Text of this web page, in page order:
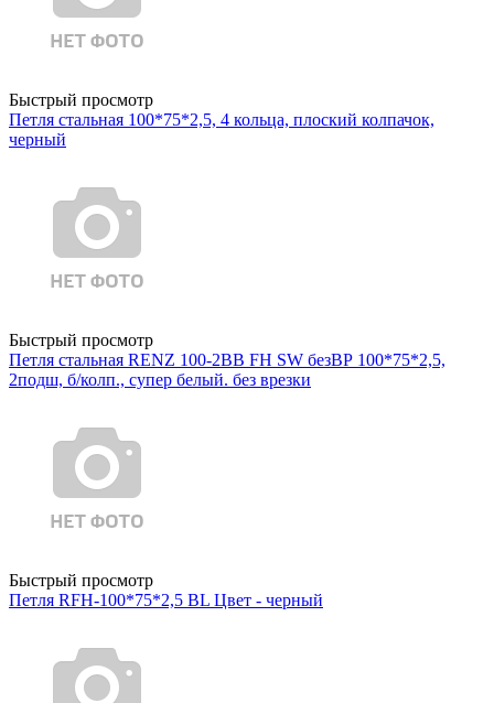
Быстрый просмотр
Петля стальная 100*75*2,5, 4 кольца, плоский колпачок,
черный
Быстрый просмотр
Петля стальная RENZ 100-2BB FH SW безВР 100*75*2,5,
2подш, б/колп., супер белый. без врезки
Быстрый просмотр
Петля RFH-100*75*2,5 BL Цвет - черный